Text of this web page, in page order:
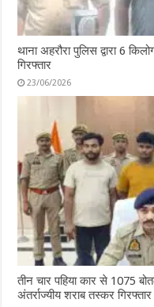
थाना अहरौरा पुलिस द्वारा 6
गिरफ्तार
23/06/2026
तीन चार पहिया कार से 1075
अंतर्राज्यीय शराब तस्कर गिरफ्तार